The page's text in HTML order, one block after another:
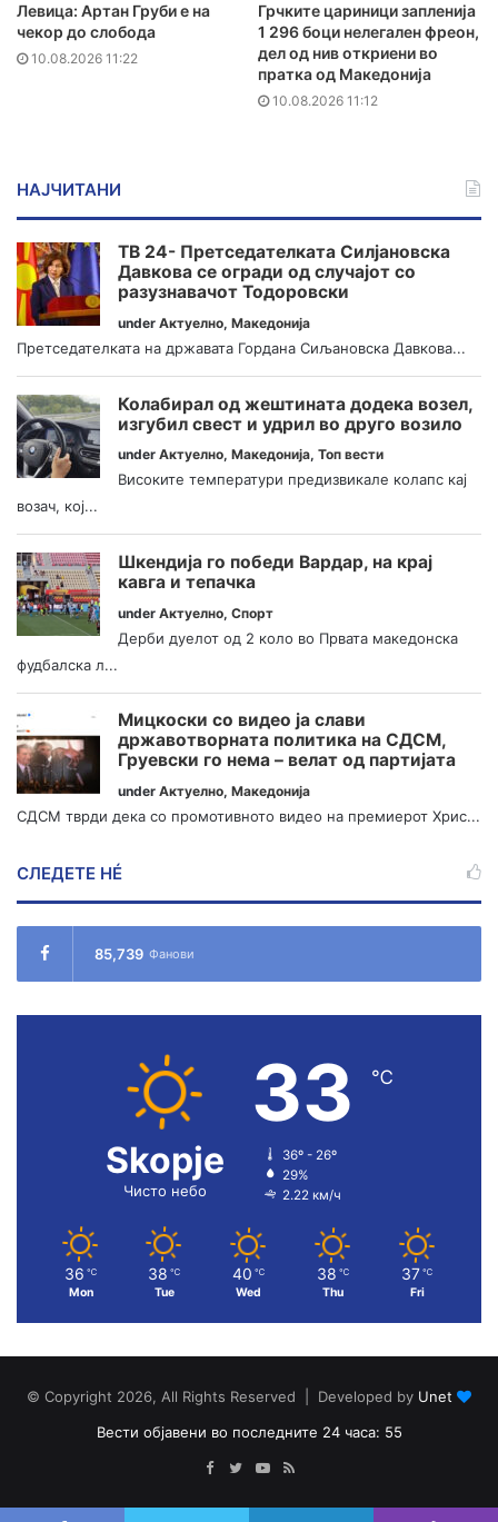
Левица: Артан Груби е на
чекор до слобода
10.08.2026 11:22
Грчките цариници запленија
1 296 боци нелегален фреон,
дел од нив откриени во
пратка од Македонија
10.08.2026 11:12
НАЈЧИТАНИ
ТВ 24- Претседателката Силјановска
Давкова се огради од случајот со
разузнавачот Тодоровски
under Актуелно, Македонија
Претседателката на државата Гордана Сиљановска Давкова...
Колабирал од жештината додека возел,
изгубил свест и удрил во друго возило
under Актуелно, Македонија, Топ вести
Високите температури предизвикале колапс кај
возач, кој...
Шкендија го победи Вардар, на крај
кавга и тепачка
under Актуелно, Спорт
Дерби дуелот од 2 коло во Првата македонска
фудбалска л...
Мицкоски со видео ја слави
државотворната политика на СДСМ,
Груевски го нема – велат од партијата
under Актуелно, Македонија
СДСМ тврди дека со промотивното видео на премиерот Хрис...
СЛЕДЕТЕ НÉ
85,739 Фанови
Skopje
Чисто небо
33 ℃
36º - 26º
29%
2.22 км/ч
36 ℃
Mon
38 ℃
Tue
40 ℃
Wed
38 ℃
Thu
37 ℃
Fri
© Copyright 2026, All Rights Reserved | Developed by Unet
Вести објавени во последните 24 часа: 55
Facebook
TwitterYouTube
RSS